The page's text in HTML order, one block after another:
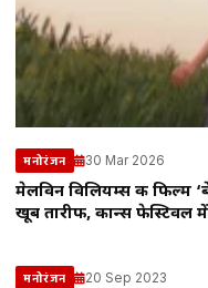
मनोरंजन 30 Mar 2026
मेलविन विलियम्स की फिल्म
खूब तारीफ, कान्स फेस्टिवल
मनोरंजन 20 Sep 2023